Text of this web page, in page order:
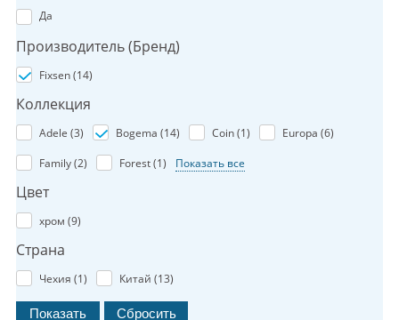
Да
Производитель (Бренд)
Fixsen (14)
Коллекция
Adele (3) Bogema (14) Coin (1) Europa (6)
Family (2) Forest (1) Показать все
Цвет
хром (9)
Страна
Чехия (1) Китай (13)